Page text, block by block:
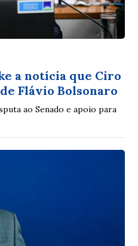
a notícia que Ciro
Flávio Bolsonaro
ao Senado e apoio para